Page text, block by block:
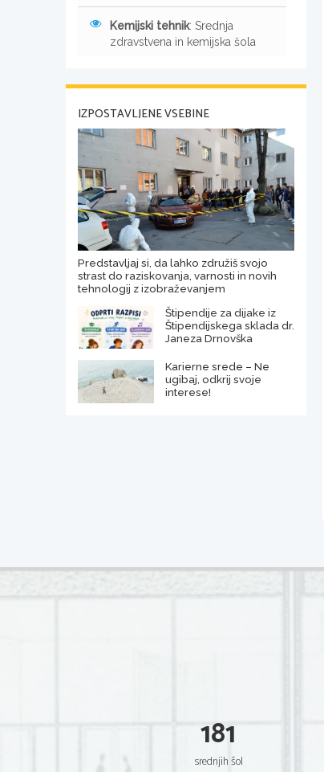
Kemijski tehnik: Srednja
zdravstvena in kemijska šola
IZPOSTAVLJENE VSEBINE
Predstavljaj si, da lahko združiš svojo
strast do raziskovanja, varnosti in novih
tehnologij z izobraževanjem
Štipendije za dijake iz
Štipendijskega sklada dr.
Janeza Drnovška
Karierne srede – Ne
ugibaj, odkrij svoje
interese!
181
srednjih šol